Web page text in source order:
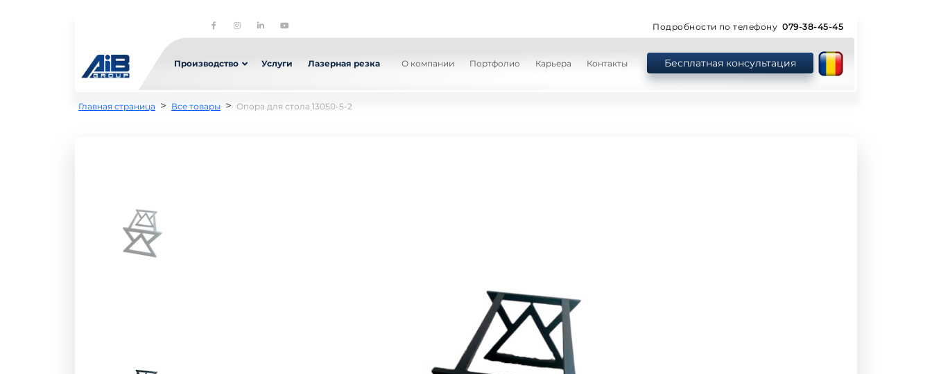
Подробности по телефону079-38-45-45
Производство Услуги Лазерная резка О компании Портфолио Карьера Контакты Бесплатная консультация
Главная страница > Все товары > Опора для стола 13050-5-2